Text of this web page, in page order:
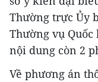
Thường trực Ủy
Thường vụ
nội dung còn 2
Về phương án